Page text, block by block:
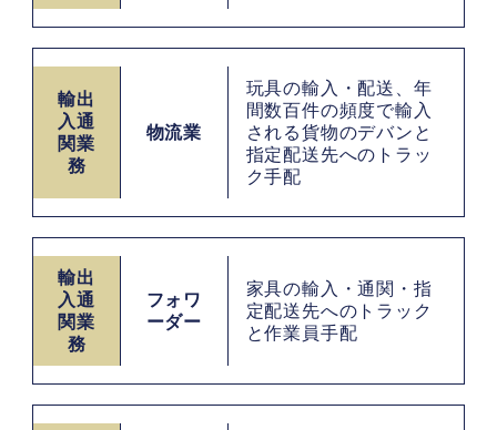
輸出
入通
関業
務
物流業
玩具の輸入・配送、年
間数百件の頻度で輸入
される貨物のデバンと
指定配送先へのトラッ
ク手配
輸出
入通
関業
務
フォワ
ーダー
家具の輸入・通関・指
定配送先へのトラック
と作業員手配